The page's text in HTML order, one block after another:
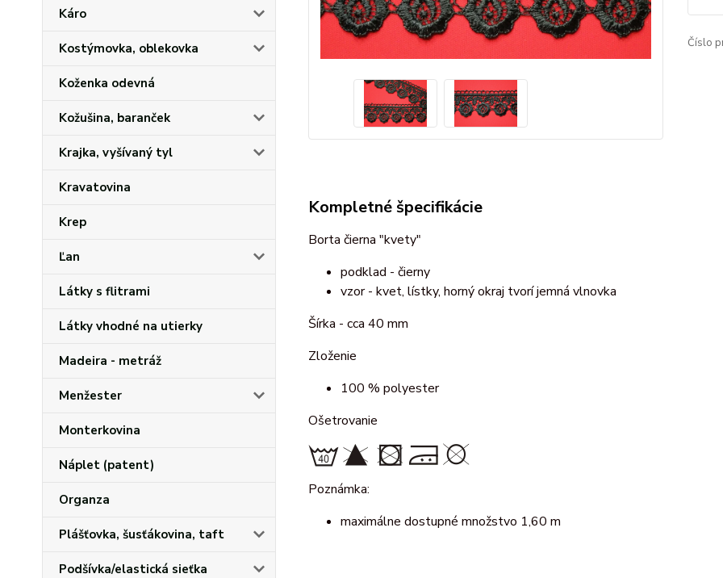
Káro
Kostýmovka, oblekovka
Koženka odevná
Kožušina, baranček
Krajka, vyšívaný tyl
Kravatovina
Krep
Ľan
Látky s flitrami
Látky vhodné na utierky
Madeira - metráž
Menžester
Monterkovina
Náplet (patent)
Organza
Plášťovka, šusťákovina, taft
Podšívka/elastická sieťka
Číslo
Kompletné špecifikácie
Borta čierna "kvety"
podklad - čierny
vzor - kvet, lístky, horný okraj tvorí jemná vlnovka
Šírka - cca 40 mm
Zloženie
100 % polyester
Ošetrovanie
Poznámka:
maximálne dostupné množstvo 1,60 m